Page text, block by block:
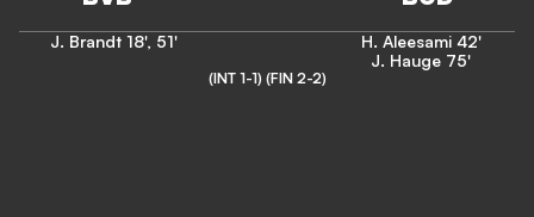
J. Brandt 18', 51' H. Aleesami 42'
J. Hauge 75'
(INT 1-1) (FIN 2-2)